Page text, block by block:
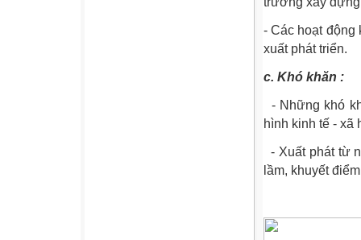
- Các hoạt động
xuất phát triển.
c. Khó khăn :
- Những khó
hình kinh tế - xã
- Xuất phát từ
lầm, khuyết điểm